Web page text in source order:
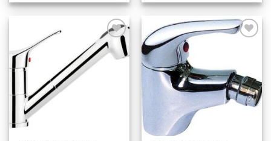
Dodaj
na